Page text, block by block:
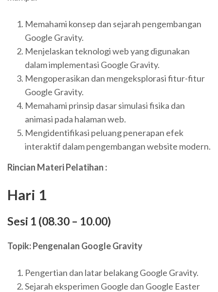
Memahami konsep dan sejarah pengembangan
Google Gravity.
Menjelaskan teknologi web yang digunakan
dalam implementasi Google Gravity.
Mengoperasikan dan mengeksplorasi fitur-fitur
Google Gravity.
Memahami prinsip dasar simulasi fisika dan
animasi pada halaman web.
Mengidentifikasi peluang penerapan efek
interaktif dalam pengembangan website modern.
Rincian Materi Pelatihan :
Hari 1
Sesi 1 (08.30 – 10.00)
Topik: Pengenalan Google Gravity
Pengertian dan latar belakang Google Gravity.
Sejarah eksperimen Google dan Google Easter